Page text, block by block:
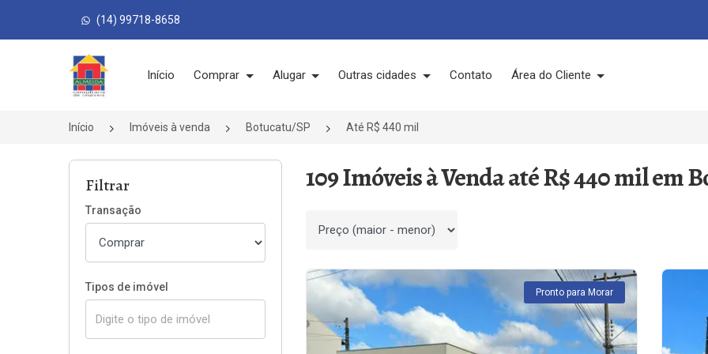
(14) 99718-8658
Página inicial
Início Comprar Alugar Outras cidades Contato Área do Cliente
Início Imóveis à venda Botucatu/SP Até R$ 440 mil
Filtrar
Transação
Tipos de imóvel
109 Imóveis à Venda até R$ 440 mil em
Ordenar por
Pronto para Morar